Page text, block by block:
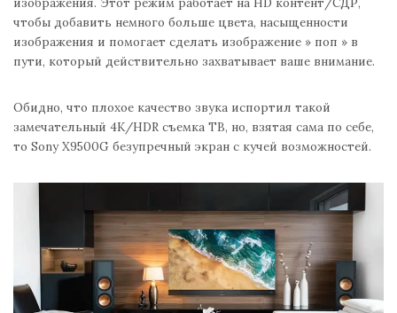
чтобы добавить немного больше цвета, насыщенности
изображения и помогает сделать изображение » поп » в
пути, который действительно захватывает ваше внимание.
Обидно, что плохое качество звука испортил такой
замечательный 4К/HDR съемка ТВ, но, взятая сама по себе,
то Sony X9500G безупречный экран с кучей возможностей.